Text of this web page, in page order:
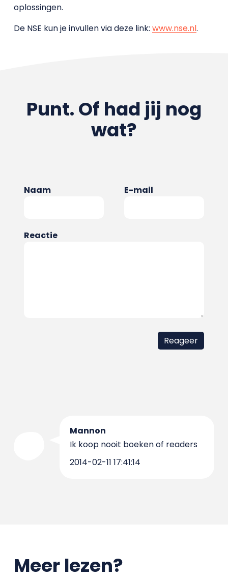
oplossingen.
De NSE kun je invullen via deze link: www.nse.nl.
Punt. Of had jij nog
wat?
Naam E-mail
Reactie
Mannon
Ik koop nooit boeken of readers
2014-02-11 17:41:14
Meer lezen?